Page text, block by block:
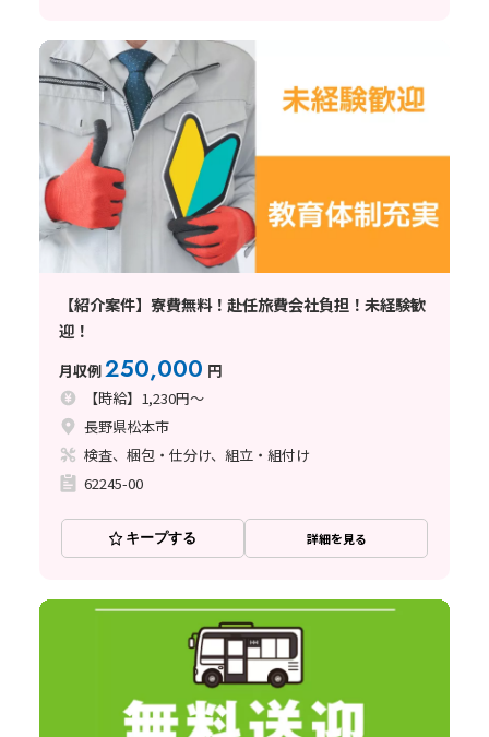
【紹介案件】寮費無料！赴任旅費会社負担！未経験歓
迎！
月収例250,000 円
【時給】1,230円～
長野県松本市
検査、梱包・仕分け、組立・組付け
62245-00
キープする 詳細を見る